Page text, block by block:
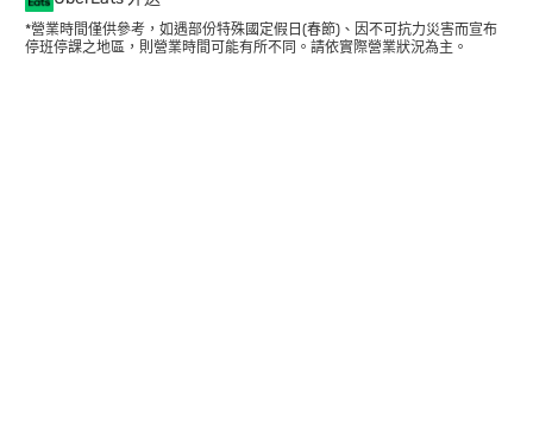
*營業時間僅供參考，如遇部份特殊國定假日(春節)、因不可抗力災害而宣布
停班停課之地區，則營業時間可能有所不同。請依實際營業狀況為主。